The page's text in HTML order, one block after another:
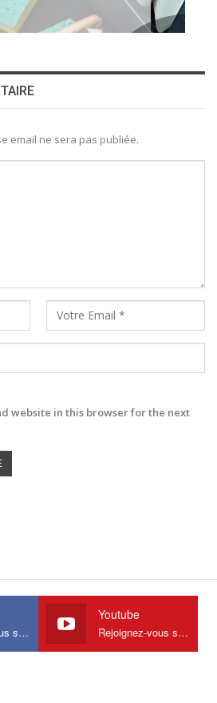
email ne sera pas publiée.
website in this browser for the next
Rejoignez-nous sur Facebook
Youtube
Rejoignez-vous sur Youtube